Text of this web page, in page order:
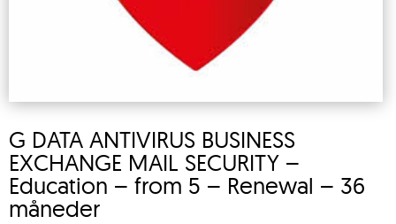
G DATA ANTIVIRUS BUSINESS
EXCHANGE MAIL SECURITY –
Education – from 5 – Renewal – 36
måneder